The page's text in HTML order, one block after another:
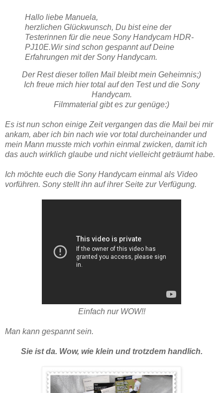
Hallo liebe Manuela,
herzlichen Glückwunsch, Du bist eine der
Testerinnen für die neue Sony Handycam HDR-
PJ10E.Wir sind schon gespannt auf Deine
Erfahrungen mit der Sony Handycam.
Der Rest dieser tollen Mail bleibt mein Geheimnis;)
Ich freue mich hier total auf den Test und die Sony
Handycam.
Filmmaterial gibt es zur genüge:)
Es ist nun schon einige Zeit vergangen das die Mail bei mir
ankam, aber ich bin nach wie vor total durcheinander und
mein Mann musste mich vorhin einmal zwicken, damit ich
das auch wirklich glaube und nicht vielleicht geträumt habe.
Ich möchte euch die Sony Handycam einmal als Video
vorführen. Sony stellt ihn auf ihrer Seite zur Verfügung.
Einfach nur WOW!!
Man kann gespannt sein.
Sie ist da. Wow, wie klein und trotzdem handlich.